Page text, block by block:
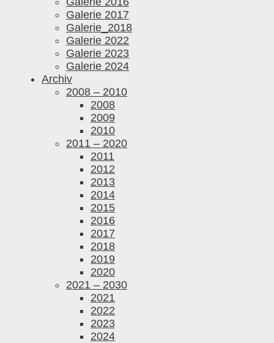
Galerie 2017
Galerie_2018
Galerie 2022
Galerie 2023
Galerie 2024
Archiv
2008 – 2010
2008
2009
2010
2011 – 2020
2011
2012
2013
2014
2015
2016
2017
2018
2019
2020
2021 – 2030
2021
2022
2023
2024